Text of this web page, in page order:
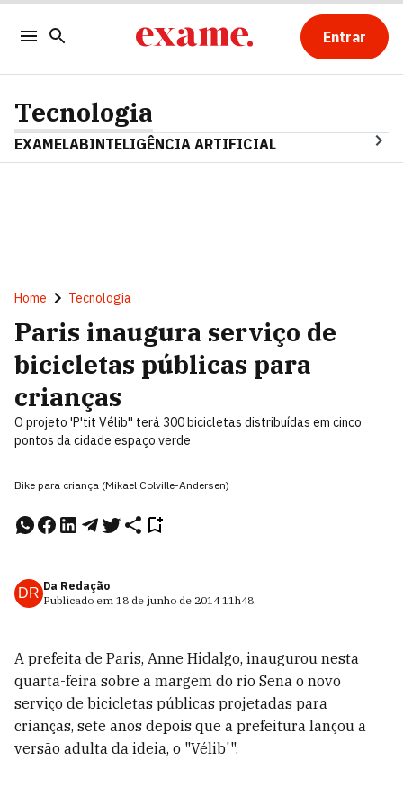
Entrar
Tecnologia
EXAMELABINTELIGÊNCIA ARTIFICIAL
Home Tecnologia
Paris inaugura serviço de
bicicletas públicas para
crianças
O projeto 'P'tit Vélib'' terá 300 bicicletas distribuídas em cinco
pontos da cidade espaço verde
Bike para criança (Mikael Colville-Andersen)
DR Da Redação
Publicado em 18 de junho de 2014 11h48.
A prefeita de Paris, Anne Hidalgo, inaugurou nesta
quarta-feira sobre a margem do rio Sena o novo
serviço de bicicletas públicas projetadas para
crianças, sete anos depois que a prefeitura lançou a
versão adulta da ideia, o "Vélib'".